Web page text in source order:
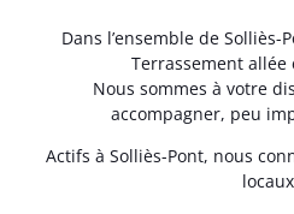
Dans l’ensemble de
Terrassement allée
Nous sommes à votre
accompagner, peu
Actifs à Solliès-Pont, nous